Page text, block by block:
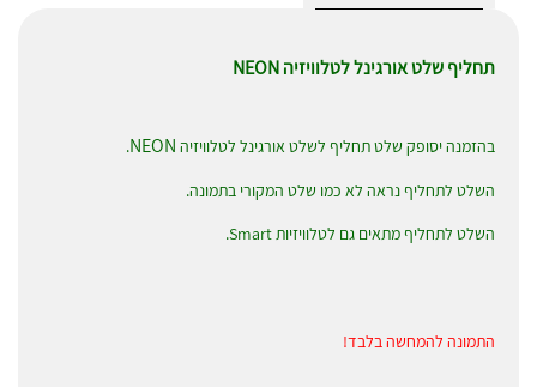
תחליף שלט אורגינל לטלוויזיה NEON
בהזמנה יסופק שלט תחליף לשלט אורגינל לטלוויזיה NEON
.
השלט לתחליף נראה לא כמו שלט המקורי בתמונה.
השלט לתחליף מתאים גם לטלוויזיות Smart.
התמונה להמחשה בלבד!